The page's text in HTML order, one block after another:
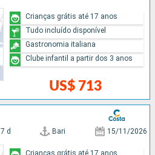
US$ 713
Crianças grátis até 17 anos
Tudo incluído disponível
Gastronomia italiana
Clube infantil a partir dos 3 anos
7 d Bari 15/11/2026
Crianças grátis até 17 anos